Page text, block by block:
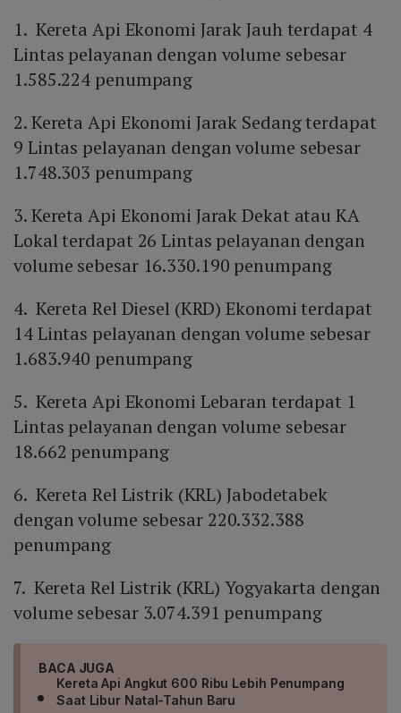
1. Kereta Api Ekonomi Jarak Jauh terdapat 4
Lintas pelayanan dengan volume sebesar
1.585.224 penumpang
2. Kereta Api Ekonomi Jarak Sedang terdapat
9 Lintas pelayanan dengan volume sebesar
1.748.303 penumpang
3. Kereta Api Ekonomi Jarak Dekat atau KA
Lokal terdapat 26 Lintas pelayanan dengan
volume sebesar 16.330.190 penumpang
4. Kereta Rel Diesel (KRD) Ekonomi terdapat
14 Lintas pelayanan dengan volume sebesar
1.683.940 penumpang
5. Kereta Api Ekonomi Lebaran terdapat 1
Lintas pelayanan dengan volume sebesar
18.662 penumpang
6. Kereta Rel Listrik (KRL) Jabodetabek
dengan volume sebesar 220.332.388
penumpang
7. Kereta Rel Listrik (KRL) Yogyakarta dengan
volume sebesar 3.074.391 penumpang
BACA JUGA
Kereta Api Angkut 600 Ribu Lebih Penumpang
Saat Libur Natal-Tahun Baru